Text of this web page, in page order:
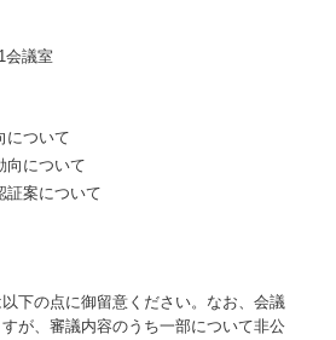
議室
について
向について
証案について
下の点に御留意ください。なお、会議
が、審議内容のうち一部について非公